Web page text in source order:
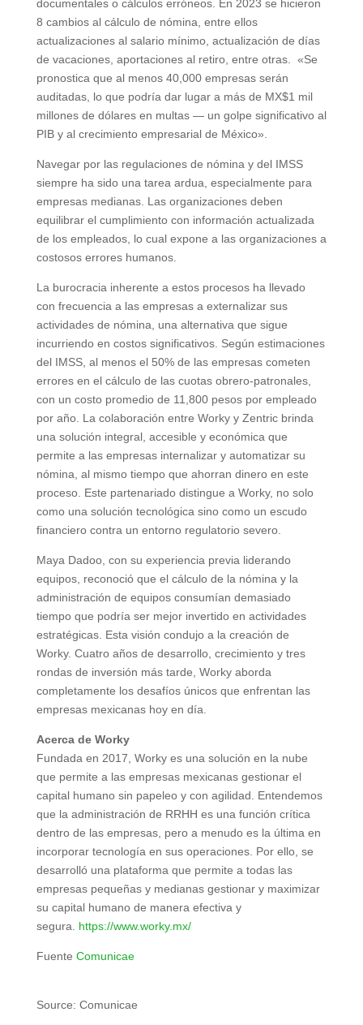
documentales o cálculos erróneos. En 2023 se hicieron
8 cambios al cálculo de nómina, entre ellos
actualizaciones al salario mínimo, actualización de días
de vacaciones, aportaciones al retiro, entre otras. «Se
pronostica que al menos 40,000 empresas serán
auditadas, lo que podría dar lugar a más de MX$1 mil
millones de dólares en multas — un golpe significativo al
PIB y al crecimiento empresarial de México».
Navegar por las regulaciones de nómina y del IMSS
siempre ha sido una tarea ardua, especialmente para
empresas medianas. Las organizaciones deben
equilibrar el cumplimiento con información actualizada
de los empleados, lo cual expone a las organizaciones a
costosos errores humanos.
La burocracia inherente a estos procesos ha llevado
con frecuencia a las empresas a externalizar sus
actividades de nómina, una alternativa que sigue
incurriendo en costos significativos. Según estimaciones
del IMSS, al menos el 50% de las empresas cometen
errores en el cálculo de las cuotas obrero-patronales,
con un costo promedio de 11,800 pesos por empleado
por año. La colaboración entre Worky y Zentric brinda
una solución integral, accesible y económica que
permite a las empresas internalizar y automatizar su
nómina, al mismo tiempo que ahorran dinero en este
proceso. Este partenariado distingue a Worky, no solo
como una solución tecnológica sino como un escudo
financiero contra un entorno regulatorio severo.
Maya Dadoo, con su experiencia previa liderando
equipos, reconoció que el cálculo de la nómina y la
administración de equipos consumían demasiado
tiempo que podría ser mejor invertido en actividades
estratégicas. Esta visión condujo a la creación de
Worky. Cuatro años de desarrollo, crecimiento y tres
rondas de inversión más tarde, Worky aborda
completamente los desafíos únicos que enfrentan las
empresas mexicanas hoy en día.
Acerca de Worky
Fundada en 2017, Worky es una solución en la nube
que permite a las empresas mexicanas gestionar el
capital humano sin papeleo y con agilidad. Entendemos
que la administración de RRHH es una función crítica
dentro de las empresas, pero a menudo es la última en
incorporar tecnología en sus operaciones. Por ello, se
desarrolló una plataforma que permite a todas las
empresas pequeñas y medianas gestionar y maximizar
su capital humano de manera efectiva y
segura. https://www.worky.mx/
Fuente Comunicae
Source: Comunicae